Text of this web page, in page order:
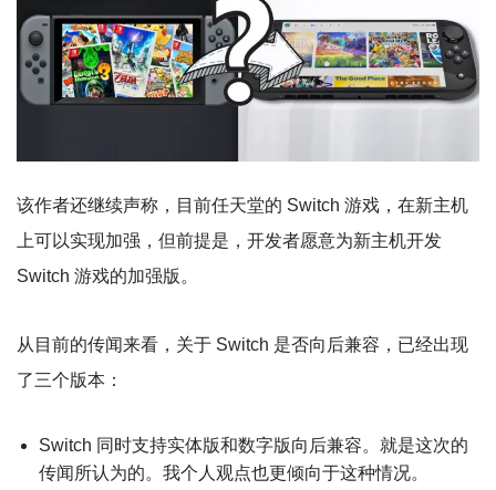
该作者还继续声称，目前任天堂的 Switch 游戏，在新主机
上可以实现加强，但前提是，开发者愿意为新主机开发
Switch 游戏的加强版。
从目前的传闻来看，关于 Switch 是否向后兼容，已经出现
了三个版本：
Switch 同时支持实体版和数字版向后兼容。就是这次的
传闻所认为的。我个人观点也更倾向于这种情况。